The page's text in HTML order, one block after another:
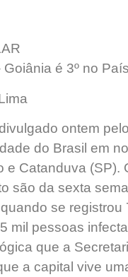
Goiânia é 3º no
ontem
do Brasil em
e Catanduva (SP).
são da sexta
se
mil pessoas
que a
a capital vive